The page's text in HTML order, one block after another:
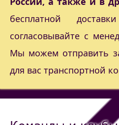
бесплатной
согласовывайте с
Мы можем отправить
для вас транспортной